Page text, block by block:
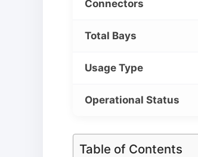
Connectors
Total Bays
Usage Type
Operational Status
Table of Contents